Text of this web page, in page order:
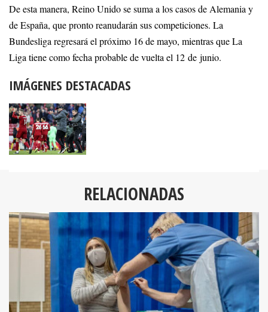
De esta manera, Reino Unido se suma a los casos de Alemania y
de España, que pronto reanudarán sus competiciones. La
Bundesliga regresará el próximo 16 de mayo, mientras que La
Liga tiene como fecha probable de vuelta el 12 de junio.
IMÁGENES DESTACADAS
RELACIONADAS